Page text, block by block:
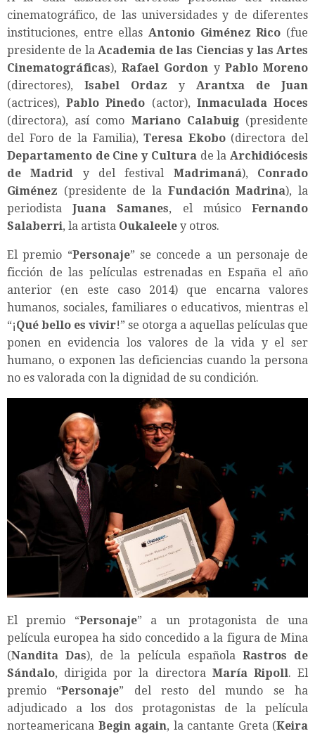
cinematográfico, de las universidades y de diferentes
instituciones, entre ellas Antonio Giménez Rico (fue
presidente de laAcademia de las Ciencias y las Artes
Cinematográficas),Rafael Gordon yPablo Moreno
(directores), Isabel Ordaz y Arantxa de Juan
(actrices), Pablo Pinedo (actor), Inmaculada Hoces
(directora), así como Mariano Calabuig(presidente
del Foro de la Familia),Teresa Ekobo(directora del
Departamento de Cine y Culturade laArchidiócesis
de Madrid y del festival Madrimaná), Conrado
Giménez (presidente de la Fundación Madrina), la
periodistaJuana Samanes, el músicoFernando
Salaberri, la artista Oukaleele y otros.
El premio “Personaje” se concede a un personaje de
ficción de las películas estrenadas en España el año
anterior (en este caso 2014) que encarna valores
humanos, sociales, familiares o educativos, mientras el
“¡Qué bello es vivir!” se otorga a aquellas películas que
ponen en evidencia los valores de la vida y el ser
humano, o exponen las deficiencias cuando la persona
no es valorada con la dignidad de su condición.
El premio “Personaje” a un protagonista de una
película europea ha sido concedido a la figura de Mina
(Nandita Das), de la película española Rastros de
Sándalo, dirigida por la directora María Ripoll. El
premio “Personaje” del resto del mundo se ha
adjudicado a los dos protagonistas de la película
norteamericana Begin again, la cantante Greta (Keira